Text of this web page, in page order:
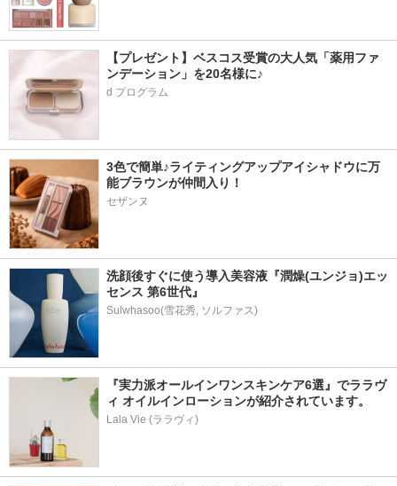
【プレゼント】ベスコス受賞の大人気「薬用ファ
ンデーション」を20名様に♪
d プログラム
3色で簡単♪ライティングアップアイシャドウに万
能ブラウンが仲間入り！
セザンヌ
洗顔後すぐに使う導入美容液『潤燥(ユンジョ)エッ
センス 第6世代』
『実力派オールインワンスキンケア6選』でララヴ
ィ オイルインローションが紹介されています。
Lala Vie (ララヴィ)